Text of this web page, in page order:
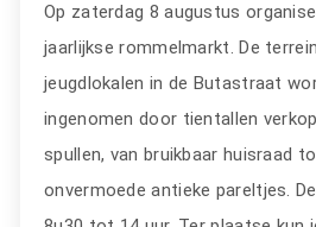
Op zaterdag 8 augustus
jaarlijkse rommelmarkt. De
jeugdlokalen in de Butastraat
ingenomen door tientallen
spullen, van bruikbaar huisraad
onvermoede antieke pareltjes.